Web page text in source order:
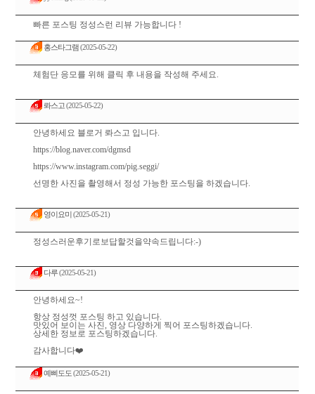
빠른 포스팅 정성스런 리뷰 가능합니다 !
홍스타그램(2025-05-22)
체험단 응모를 위해 클릭 후 내용을 작성해 주세요.
롸스고(2025-05-22)
안녕하세요 블로거 롸스고 입니다.
https://blog.naver.com/dgmsd
https://www.instagram.com/pig.seggi/
선명한 사진을 촬영해서 정성 가능한 포스팅을 하겠습니다.
영이요미(2025-05-21)
정성스러운후기로보답할것을약속드립니다:-)
다루(2025-05-21)
안녕하세요~!
항상 정성껏 포스팅 하고 있습니다.
맛있어 보이는 사진, 영상 다양하게 찍어 포스팅하겠습니다.
상세한 정보로 포스팅하겠습니다.
감사합니다❤️
예삐도도 (2025-05-21)